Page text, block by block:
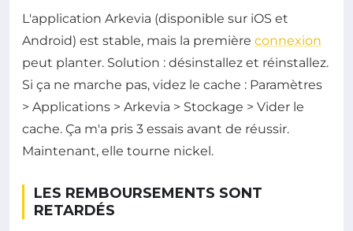
L'application Arkevia (disponible sur iOS et
Android) est stable, mais la première connexion
peut planter. Solution : désinstallez et réinstallez.
Si ça ne marche pas, videz le cache : Paramètres
> Applications > Arkevia > Stockage > Vider le
cache. Ça m'a pris 3 essais avant de réussir.
Maintenant, elle tourne nickel.
LES REMBOURSEMENTS SONT
RETARDÉS